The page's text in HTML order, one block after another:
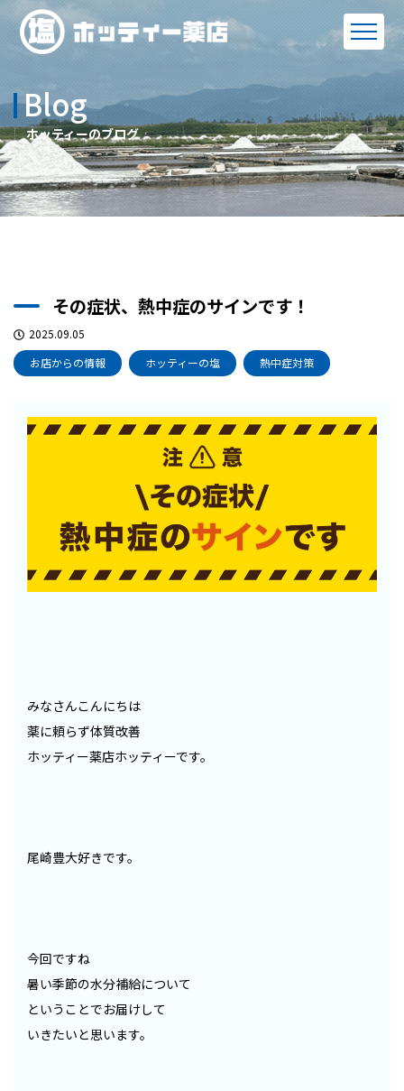
Blog
ホッティーのブログ
その症状、熱中症のサインです！
2025.09.05
お店からの情報
ホッティーの塩 熱中症対策
みなさんこんにちは
薬に頼らず体質改善
ホッティー薬店ホッティーです。
尾崎豊大好きです。
今回ですね
暑い季節の水分補給について
ということでお届けして
いきたいと思います。